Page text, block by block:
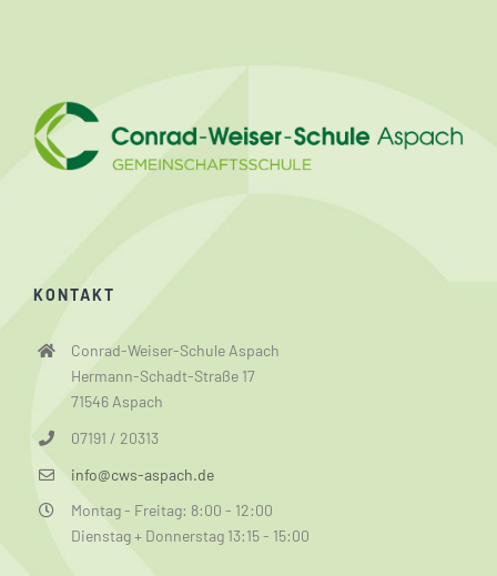
KONTAKT
Conrad-Weiser-Schule Aspach
Hermann-Schadt-Straße 17
71546 Aspach
07191 / 20313
info@cws-aspach.de
Montag - Freitag: 8:00 - 12:00
Dienstag + Donnerstag 13:15 - 15:00